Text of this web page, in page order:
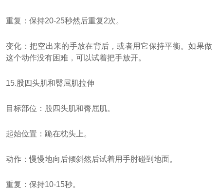
重复：保持20-25秒然后重复2次。
变化：把空出来的手放在背后，或者用它保持平衡。如果做
这个动作没有困难，可以试着把手放开。
15.股四头肌和臀屈肌拉伸
目标部位：股四头肌和臀屈肌。
起始位置：跪在枕头上。
动作：慢慢地向后倾斜然后试着用手肘碰到地面。
重复：保持10-15秒。